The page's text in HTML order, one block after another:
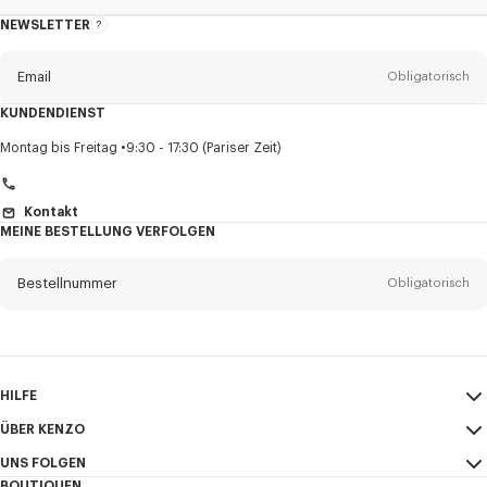
NEWSLETTER
Über
Email Obligatorisch
Anrede Obligatorisch
KUNDENDIENST
Montag bis Freitag 9:30 - 17:30 (Pariser Zeit)
Kontakt
MEINE BESTELLUNG VERFOLGEN
Bestellnummer Obligatorisch
HILFE
Mein Konto
Größentabelle
ÜBER KENZO
AGB
UNS FOLGEN